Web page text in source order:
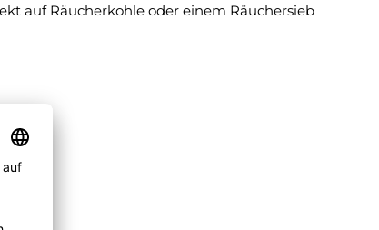
auf Räucherkohle oder einem Räuchersieb